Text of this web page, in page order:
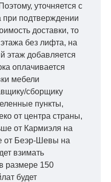
уточняется с
подтверждении
доставки, то
без лифта, на
этаж добавляется
оплачивается
мебели
сборщику
пункты,
от центра страны,
от Кармиэля на
от Беэр-Шевы на
взимать
размере 150
будет